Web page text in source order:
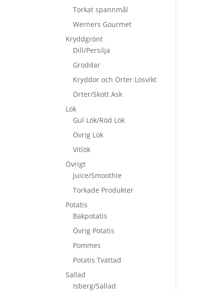
Torkat spannmål
Werners Gourmet
Kryddgrönt
Dill/Persilja
Groddar
Kryddor och Örter Lösvikt
Örter/Skott Ask
Lök
Gul Lök/Röd Lök
Övrig Lök
Vitlök
Övrigt
Juice/Smoothie
Torkade Produkter
Potatis
Bakpotatis
Övrig Potatis
Pommes
Potatis Tvättad
Sallad
Isberg/Sallad